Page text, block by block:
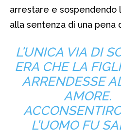
arrestare e sospendendo
alla sentenza di una pena
L’UNICA VIA DI
ERA CHE LA
ARRENDESSE
AMORE.
L’UOMO FU